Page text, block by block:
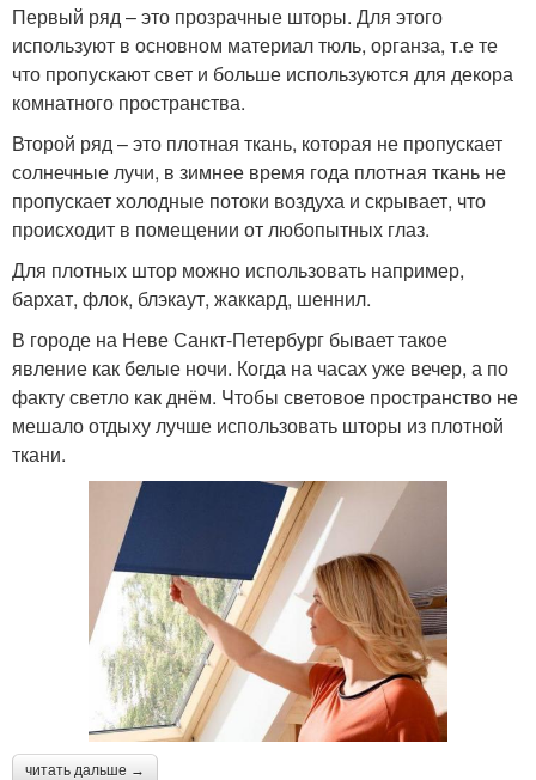
Первый ряд – это прозрачные шторы. Для этого
используют в основном материал тюль, органза, т.е те
что пропускают свет и больше используются для декора
комнатного пространства.
Второй ряд – это плотная ткань, которая не пропускает
солнечные лучи, в зимнее время года плотная ткань не
пропускает холодные потоки воздуха и скрывает, что
происходит в помещении от любопытных глаз.
Для плотных штор можно использовать например,
бархат, флок, блэкаут, жаккард, шеннил.
В городе на Неве Санкт-Петербург бывает такое
явление как белые ночи. Когда на часах уже вечер, а по
факту светло как днём. Чтобы световое пространство не
мешало отдыху лучше использовать шторы из плотной
ткани.
читать дальше →